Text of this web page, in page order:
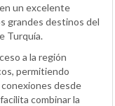
un excelente
grandes destinos del
Turquía.
a la región
permitiendo
desde
combinar la